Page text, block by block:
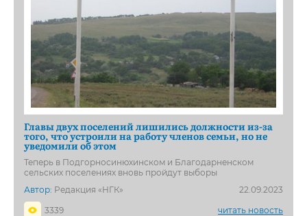
Главы двух поселений лишились должности из-за
того, что устроили на работу членов семьи, но не
уведомили об этом
Теперь в Подгорносинюхинском и Благодарненском
сельских поселениях вновь пройдут выборы
Автор: Редакция «НГК»
22.09.2023
3339
читать новость